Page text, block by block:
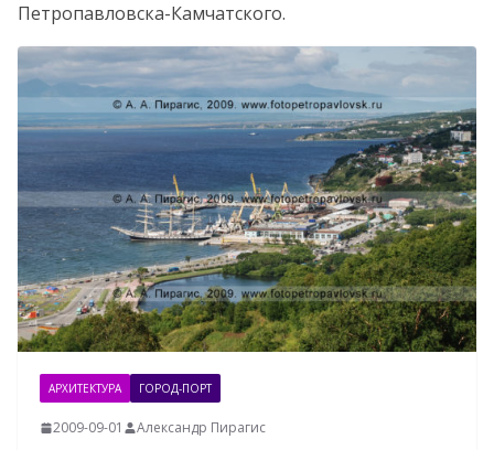
Петропавловска-Камчатского.
АРХИТЕКТУРА ГОРОД-ПОРТ
2009-09-01 Александр Пирагис